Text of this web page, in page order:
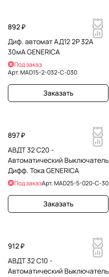
892 ₽
Диф. автомат АД12 2Р 32А
30мА GENERICA
Под заказ
Арт.MAD15-2-032-C-030
Заказать
897 ₽
АВДТ 32 C20 -
Автоматический Выключатель
Дифф. Тока GENERICA
Под заказАрт.MAD25-5-020-C-30
Заказать
912 ₽
АВДТ 32 C10 -
Автоматический Выключатель